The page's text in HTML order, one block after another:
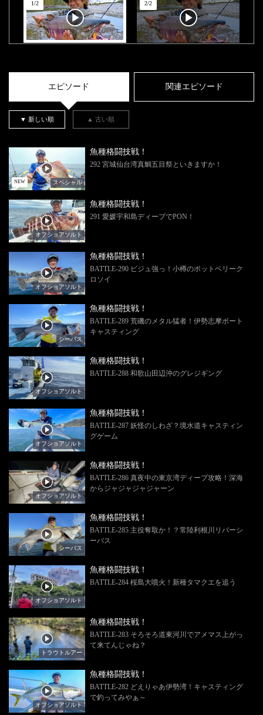
1/2 2/2
エピソード 関連エピソード
▼ 新しい順 ▲ 古い順
NEW スペシャル
魚種格闘技戦！
292 宮城仙台湾真鯛五目祭といきますか！
オフショアソルト
魚種格闘技戦！
291 愛媛宇和島ディープでPON！
オフショアソルト
魚種格闘技戦！
BATTLE-290 ビジュ強っ！小樽のポットベリーク
ロソイ
シーバス
魚種格闘技戦！
BATTLE-289 荒磯のメタル猛者！伊勢志摩ボート
キャスティング
オフショアソルト
魚種格闘技戦！
BATTLE-288 和歌山田辺沖のグレジギング
オフショアソルト
魚種格闘技戦！
BATTLE-287 妖怪のしわざ？境水道キャスティン
グゲーム
オフショアソルト
魚種格闘技戦！
BATTLE-286 真夜中の東京湾ディープ攻略！深海
からジャジャジャジャーン
シーバス
魚種格闘技戦！
BATTLE-285 主役奪取か！？常陸利根川リバーシ
ーバス
オフショアソルト
魚種格闘技戦！
BATTLE-284 桜島大噴火！新種タマクエを追う
トラウトルアー
魚種格闘技戦！
BATTLE-283 そろそろ道東河川でアメマス上がっ
て来てんじゃね？
オフショアソルト
魚種格闘技戦！
BATTLE-282 どえりゃあ伊勢湾！キャスティング
で釣ってみやぁ～